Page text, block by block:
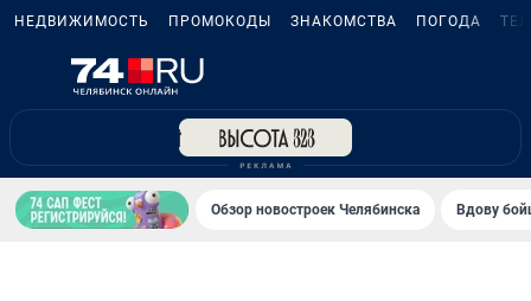
НЕДВИЖИМОСТЬ ПРОМОКОДЫ ЗНАКОМСТВА ПОГОДА
Обзор новостроек Челябинска Вдову